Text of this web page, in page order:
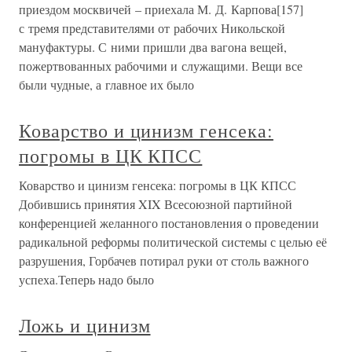
приездом москвичей – приехала М. Д. Карпова[157]
с тремя представителями от рабочих Никольской
мануфактуры. С ними пришли два вагона вещей,
пожертвованных рабочими и служащими. Вещи все
были чудные, а главное их было
Коварство и цинизм генсека:
погромы в ЦК КПСС
Коварство и цинизм генсека: погромы в ЦК КПСС
Добившись принятия XIX Всесоюзной партийной
конференцией желанного постановления о проведении
радикальной реформы политической системы с целью её
разрушения, Горбачев потирал руки от столь важного
успеха.Теперь надо было
Ложь и цинизм